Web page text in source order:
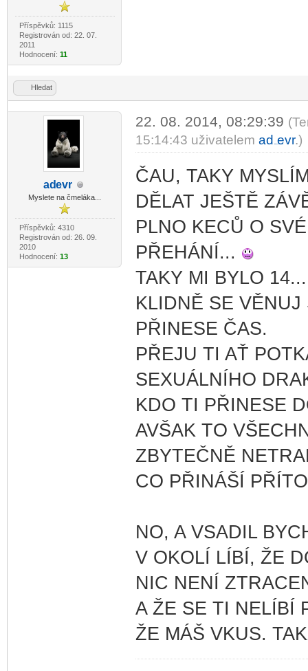
Příspěvků: 1115
Registrován od: 22. 07.
2011
Hodnocení: 11
Hledat
adevr
Myslete na čmeláka...
Příspěvků: 4310
Registrován od: 26. 09.
2010
Hodnocení: 13
22. 08. 2014, 08:29:39
15:14:43 uživatelem ad evr.)
ČAU, TAKY
DĚLAT JEŠTĚ
PLNO KECŮ O
PŘEHÁNÍ...
TAKY MI BYLO
KLIDNĚ SE
PŘINESE ČAS.
PŘEJU TI AŤ
SEXUÁLNÍHO
KDO TI PŘINESE
AVŠAK TO
ZBYTEČNĚ
CO PŘINÁŠÍ
NO, A VSADIL
V OKOLÍ LÍBÍ, ŽE
NIC NENÍ
A ŽE SE TI NELÍBÍ
ŽE MÁŠ VKUS.